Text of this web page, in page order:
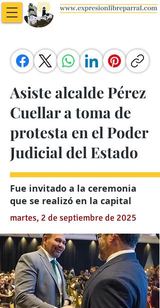
Asiste alcalde Pérez
Cuellar a toma de
protesta en el Poder
Judicial del Estado
Fue invitado a la ceremonia
que se realizó en la capital
martes, 2 de septiembre de 2025